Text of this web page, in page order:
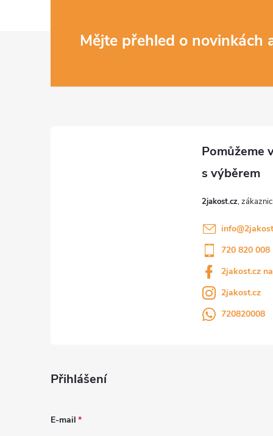
Mějte přehled o novinkách
2jakost.cz
info@
720 820 008
2jakost.cz
2jakost.cz
720820008
Přihlášení
E-mail